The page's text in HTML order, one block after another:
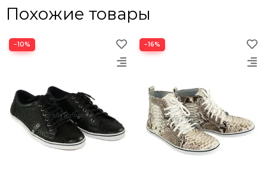
Похожие товары
−10% −16%